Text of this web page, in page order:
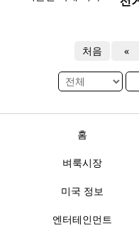
처음 «
홈
벼룩시장
미국 정보
엔터테인먼트